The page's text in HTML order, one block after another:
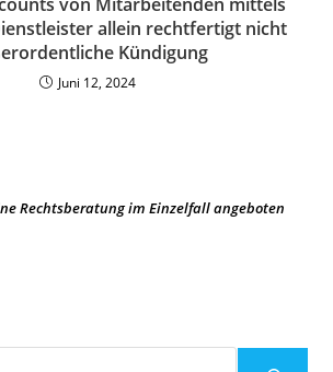
allein rechtfertigt nicht
Kündigung
Juni 12, 2024
Rechtsberatung im Einzelfall angeboten